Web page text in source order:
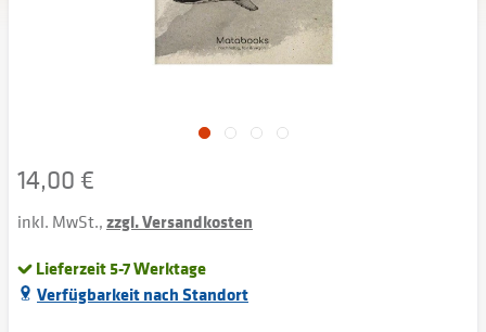
14,00 €
inkl. MwSt.,zzgl. Versandkosten
Lieferzeit 5-7 Werktage
Verfügbarkeit nach Standort